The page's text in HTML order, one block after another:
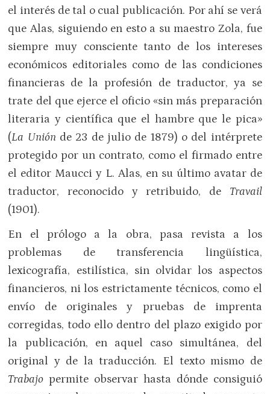
el interés de tal o cual publicación. Por ahí se verá
que Alas, siguiendo en esto a su maestro Zola, fue
siempre muy consciente tanto de los intereses
económicos editoriales como de las condiciones
financieras de la profesión de traductor, ya se
trate del que ejerce el oficio «sin más preparación
literaria y científica que el hambre que le pica»
(La Unión de 23 de julio de 1879) o del intérprete
protegido por un contrato, como el firmado entre
el editor Maucci y L. Alas, en su último avatar de
traductor, reconocido y retribuido, de Travail
(1901).
En el prólogo a la obra, pasa revista a los
problemas de transferencia lingüística,
lexicografía, estilística, sin olvidar los aspectos
financieros, ni los estrictamente técnicos, como el
envío de originales y pruebas de imprenta
corregidas, todo ello dentro del plazo exigido por
la publicación, en aquel caso simultánea, del
original y de la traducción. El texto mismo de
Trabajo permite observar hasta dónde consiguió